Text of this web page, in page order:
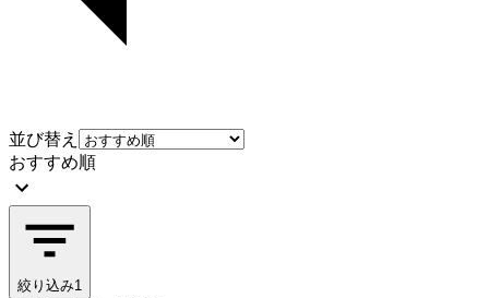
並び替え
おすすめ順
絞り込み1